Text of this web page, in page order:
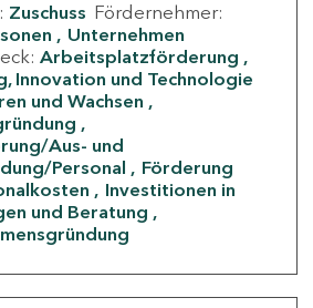
Zuschuss Fördernehmer:
Unternehmen
Arbeitsplatzförderung
Innovation und Technologie
und Wachsen
Aus- und
Personal
Förderung
Investitionen in
und Beratung